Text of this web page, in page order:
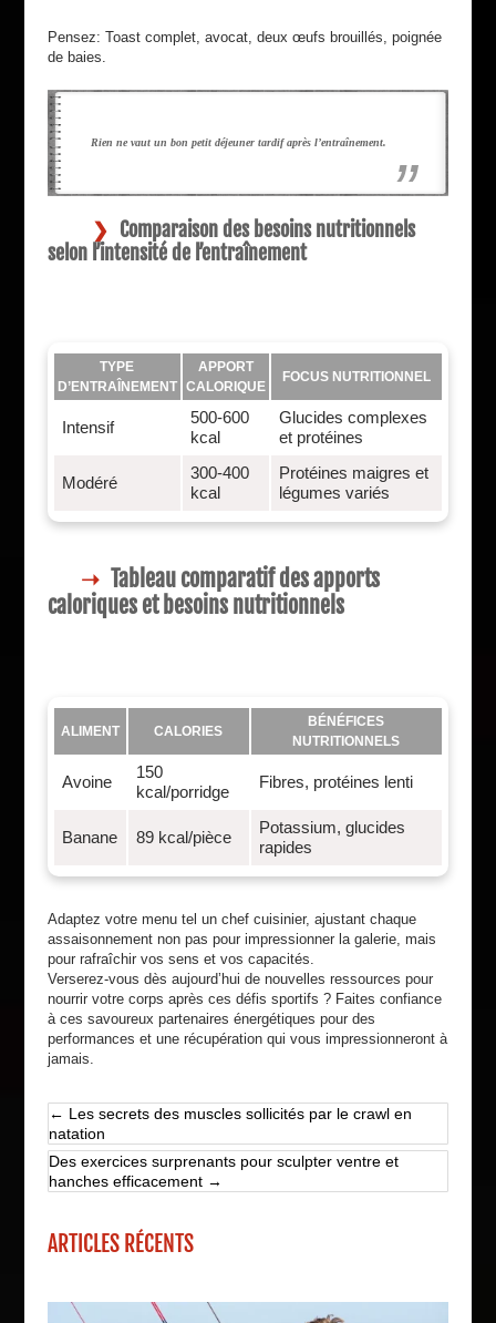
Pensez: Toast complet, avocat, deux œufs brouillés, poignée
de baies.
Rien ne vaut un bon petit déjeuner tardif après l’entraînement.
Comparaison des besoins nutritionnels
selon l’intensité de l’entraînement
TYPE
D’ENTRAÎNEMENT
APPORT
CALORIQUE
FOCUS NUTRITIONNEL
Intensif
500-600
kcal
Glucides complexes
et protéines
Modéré
300-400
kcal
Protéines maigres et
légumes variés
Tableau comparatif des apports
caloriques et besoins nutritionnels
ALIMENT CALORIES
BÉNÉFICES
NUTRITIONNELS
Avoine
150
kcal/porridge
Fibres, protéines lenti
Banane 89 kcal/pièce
Potassium, glucides
rapides
Adaptez votre menu tel un chef cuisinier, ajustant chaque
assaisonnement non pas pour impressionner la galerie, mais
pour rafraîchir vos sens et vos capacités.
Verserez-vous dès aujourd’hui de nouvelles ressources pour
nourrir votre corps après ces défis sportifs ? Faites confiance
à ces savoureux partenaires énergétiques pour des
performances et une récupération qui vous impressionneront à
jamais.
← Les secrets des muscles sollicités par le crawl en
natation
Des exercices surprenants pour sculpter ventre et
hanches efficacement→
ARTICLES RÉCENTS